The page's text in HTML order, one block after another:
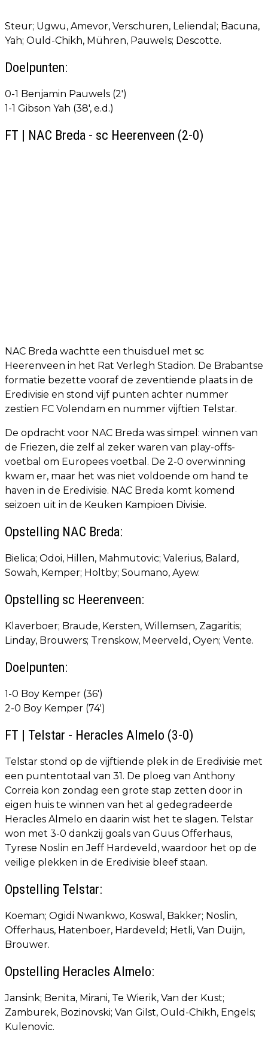
Steur; Ugwu, Amevor, Verschuren, Leliendal; Bacuna,
Yah; Ould-Chikh, Mühren, Pauwels; Descotte.
Doelpunten:
0-1 Benjamin Pauwels (2')
1-1 Gibson Yah (38', e.d.)
FT | NAC Breda - sc Heerenveen (2-0)
NAC Breda wachtte een thuisduel met sc
Heerenveen in het Rat Verlegh Stadion. De Brabantse
formatie bezette vooraf de zeventiende plaats in de
Eredivisie en stond vijf punten achter nummer
zestien FC Volendam en nummer vijftien Telstar.
De opdracht voor NAC Breda was simpel: winnen van
de Friezen, die zelf al zeker waren van play-offs-
voetbal om Europees voetbal. De 2-0 overwinning
kwam er, maar het was niet voldoende om hand te
haven in de Eredivisie. NAC Breda komt komend
seizoen uit in de Keuken Kampioen Divisie.
Opstelling NAC Breda:
Bielica; Odoi, Hillen, Mahmutovic; Valerius, Balard,
Sowah, Kemper; Holtby; Soumano, Ayew.
Opstelling sc Heerenveen:
Klaverboer; Braude, Kersten, Willemsen, Zagaritis;
Linday, Brouwers; Trenskow, Meerveld, Oyen; Vente.
Doelpunten:
1-0 Boy Kemper (36')
2-0 Boy Kemper (74')
FT | Telstar - Heracles Almelo (3-0)
Telstar stond op de vijftiende plek in de Eredivisie met
een puntentotaal van 31. De ploeg van Anthony
Correia kon zondag een grote stap zetten door in
eigen huis te winnen van het al gedegradeerde
Heracles Almelo en daarin wist het te slagen. Telstar
won met 3-0 dankzij goals van Guus Offerhaus,
Tyrese Noslin en Jeff Hardeveld, waardoor het op de
veilige plekken in de Eredivisie bleef staan.
Opstelling Telstar:
Koeman; Ogidi Nwankwo, Koswal, Bakker; Noslin,
Offerhaus, Hatenboer, Hardeveld; Hetli, Van Duijn,
Brouwer.
Opstelling Heracles Almelo:
Jansink; Benita, Mirani, Te Wierik, Van der Kust;
Zamburek, Bozinovski; Van Gilst, Ould-Chikh, Engels;
Kulenovic.